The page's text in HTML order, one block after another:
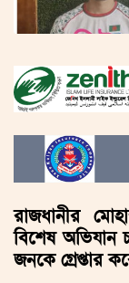
রাজধানীর
বিশেষ অভিযান
জনকে গ্রেপ্তার